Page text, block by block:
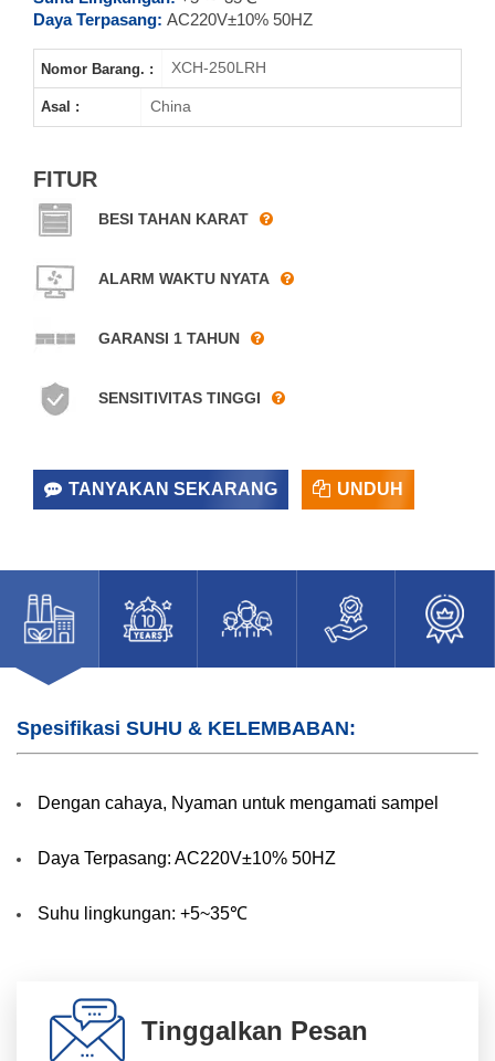
Daya Terpasang: AC220V±10% 50HZ
Nomor Barang. : XCH-250LRH
Asal : China
FITUR
BESI TAHAN KARAT
ALARM WAKTU NYATA
GARANSI 1 TAHUN
SENSITIVITAS TINGGI
TANYAKAN SEKARANG UNDUH
Spesifikasi SUHU & KELEMBABAN:
Dengan cahaya, Nyaman untuk mengamati sampel
Daya Terpasang: AC220V±10% 50HZ
Suhu lingkungan: +5~35℃
Tinggalkan Pesan